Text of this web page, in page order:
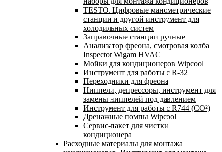
TESTO. Цифровые манометрические
станции и другой инструмент для
холодильных систем
Заправочные станции ручные
Анализатор фреона, смотровая колба
Inspector Wigam HVAC
Мойки для кондиционеров Wipcool
Инструмент для работы с R-32
Переходники для фреона
Ниппели, депрессоры, инструмент для
замены ниппелей под давлением
Инструмент для работы с R744 (CO²)
Дренажные помпы Wipcool
Сервис-пакет для чистки
кондиционера
Расходные материалы для монтажа